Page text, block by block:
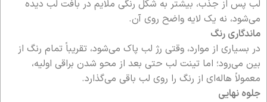
لب پس از جذب، بیشتر به شکل رنگی ملایم در بافت لب دیده
می‌شود، نه یک لایه واضح روی آن.
ماندگاری رنگ
در بسیاری از موارد، وقتی رژ لب پاک می‌شود، تقریباً تمام رنگ از
بین می‌رود؛ اما تینت لب حتی بعد از محو شدن براقی اولیه،
معمولاً هاله‌ای از رنگ را روی لب باقی می‌گذارد.
جلوه نهایی